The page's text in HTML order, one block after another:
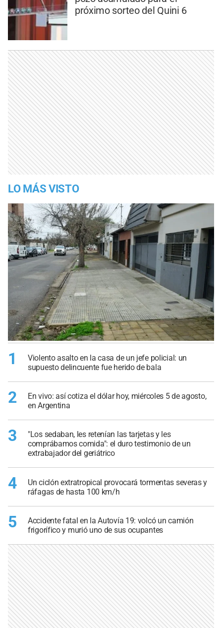
próximo sorteo del Quini 6
LO MÁS VISTO
1
Violento asalto en la casa de un jefe policial: un
supuesto delincuente fue herido de bala
2
En vivo: así cotiza el dólar hoy, miércoles 5 de agosto,
en Argentina
3
"Los sedaban, les retenían las tarjetas y les
comprábamos comida": el duro testimonio de un
extrabajador del geriátrico
4
Un ciclón extratropical provocará tormentas severas y
ráfagas de hasta 100 km/h
5
Accidente fatal en la Autovía 19: volcó un camión
frigorífico y murió uno de sus ocupantes